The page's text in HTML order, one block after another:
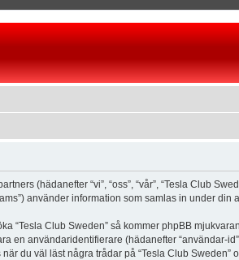
(hädanefter “vi”, “oss”, “vår”, “Tesla Club
använder information som samlas in under
“Tesla Club Sweden” så kommer phpBB
en användaridentifierare (hädanefter “användar-
du väl läst några trådar på “Tesla Club